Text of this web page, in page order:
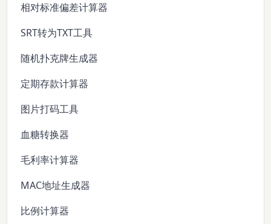
相对标准偏差计算器
SRT转为TXT工具
随机扑克牌生成器
定期存款计算器
图片打码工具
血糖转换器
毛利率计算器
MAC地址生成器
比例计算器